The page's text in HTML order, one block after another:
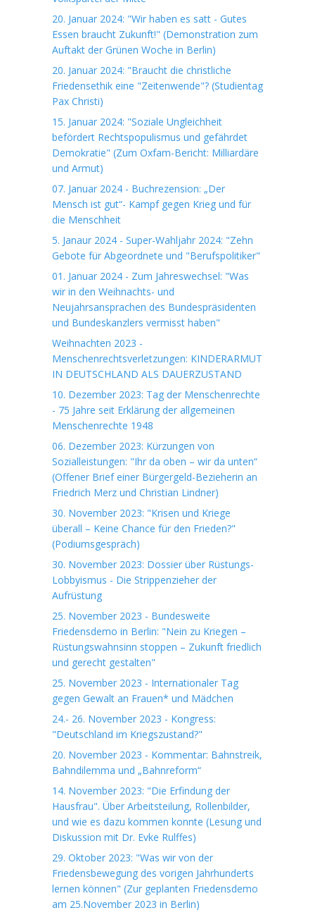
20. Januar 2024: "Wir haben es satt - Gutes
Essen braucht Zukunft!" (Demonstration zum
Auftakt der Grünen Woche in Berlin)
20. Januar 2024: "Braucht die christliche
Friedensethik eine "Zeitenwende"? (Studientag
Pax Christi)
15. Januar 2024: "Soziale Ungleichheit
befördert Rechtspopulismus und gefährdet
Demokratie" (Zum Oxfam-Bericht: Milliardäre
und Armut)
07. Januar 2024 - Buchrezension: „Der
Mensch ist gut“- Kampf gegen Krieg und für
die Menschheit
5. Janaur 2024 - Super-Wahljahr 2024: "Zehn
Gebote für Abgeordnete und "Berufspolitiker"
01. Januar 2024 - Zum Jahreswechsel: "Was
wir in den Weihnachts- und
Neujahrsansprachen des Bundespräsidenten
und Bundeskanzlers vermisst haben"
Weihnachten 2023 -
Menschenrechtsverletzungen: KINDERARMUT
IN DEUTSCHLAND ALS DAUERZUSTAND
10. Dezember 2023: Tag der Menschenrechte
- 75 Jahre seit Erklärung der allgemeinen
Menschenrechte 1948
06. Dezember 2023: Kürzungen von
Sozialleistungen: "Ihr da oben – wir da unten“
(Offener Brief einer Bürgergeld-Bezieherin an
Friedrich Merz und Christian Lindner)
30. November 2023: "Krisen und Kriege
überall – Keine Chance für den Frieden?"
(Podiumsgespräch)
30. November 2023: Dossier über Rüstungs-
Lobbyismus - Die Strippenzieher der
Aufrüstung
25. November 2023 - Bundesweite
Friedensdemo in Berlin: "Nein zu Kriegen –
Rüstungswahnsinn stoppen – Zukunft friedlich
und gerecht gestalten"
25. November 2023 - Internationaler Tag
gegen Gewalt an Frauen* und Mädchen
24.- 26. November 2023 - Kongress:
"Deutschland im Kriegszustand?"
20. November 2023 - Kommentar: Bahnstreik,
Bahndilemma und „Bahnreform“
14. November 2023: "Die Erfindung der
Hausfrau". Über Arbeitsteilung, Rollenbilder,
und wie es dazu kommen konnte (Lesung und
Diskussion mit Dr. Evke Rulffes)
29. Oktober 2023: "Was wir von der
Friedensbewegung des vorigen Jahrhunderts
lernen können" (Zur geplanten Friedensdemo
am 25.November 2023 in Berlin)